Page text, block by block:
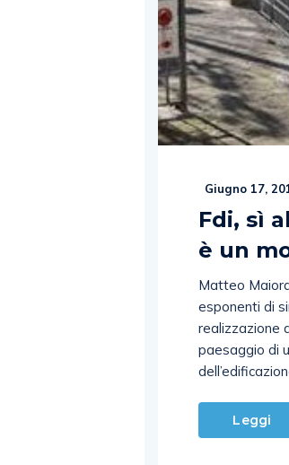
Giugno 17,
Fdi, sì
è un
Matteo
esponenti di
realizzazione
paesaggio di
Leggi